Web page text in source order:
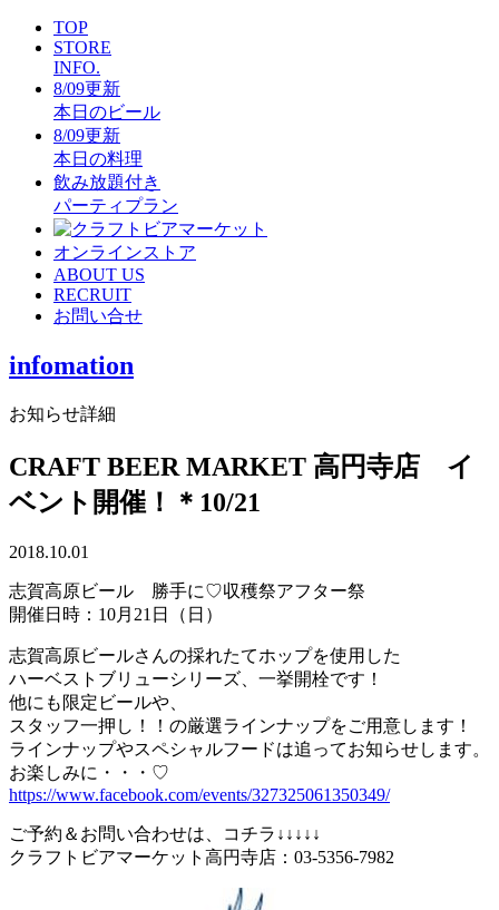
TOP
STORE
INFO.
8/09更新
本日のビール
8/09更新
本日の料理
飲み放題付き
パーティプラン
オンラインストア
ABOUT US
RECRUIT
お問い合せ
infomation
お知らせ詳細
CRAFT BEER MARKET 高円寺店 イ
ベント開催！＊10/21
2018.10.01
志賀高原ビール 勝手に♡収穫祭アフター祭
開催日時：10月21日（日）
志賀高原ビールさんの採れたてホップを使用した
ハーベストブリューシリーズ、一挙開栓です！
他にも限定ビールや、
スタッフ一押し！！の厳選ラインナップをご用意します！
ラインナップやスペシャルフードは追ってお知らせします。
お楽しみに・・・♡
https://www.facebook.com/events/327325061350349/
ご予約＆お問い合わせは、コチラ↓↓↓↓↓
クラフトビアマーケット高円寺店：03-5356-7982